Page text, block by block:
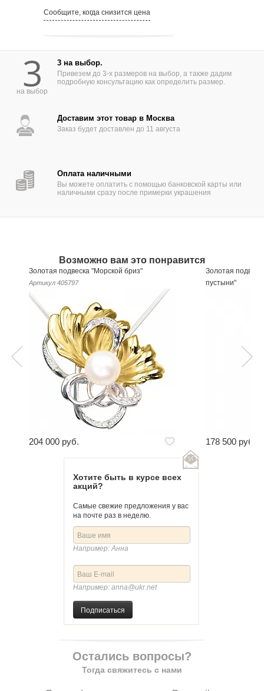
Сообщите, когда снизится цена
3
на выбор
3 на выбор.
Привезем до 3-х размеров на выбор, а также дадим
подробную консультацию как определить размер.
Доставим этот товар в Москва
Заказ будет доставлен до 11 августа
Оплата наличными
Вы можете оплатить с помощью банковской карты или
наличными сразу после примерки украшения
Возможно вам это понравится
Золотая подвеска "Морской бриз"
Артикул 405797
204 000 руб.
Золотая
пустыни"
178 500 руб.
Хотите быть в курсе всех
акций?
Самые свежие предложения у вас
на почте раз в неделю.
Например: Анна
Например: anna@ukr.net
Подписаться
Остались вопросы?
Тогда свяжитесь с нами